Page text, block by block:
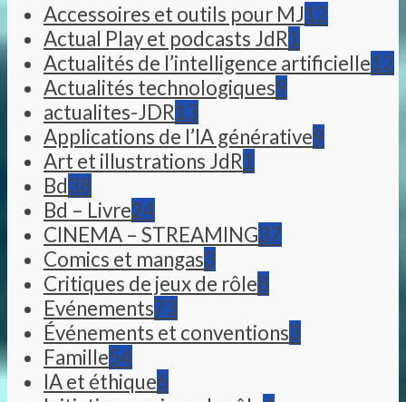
Accessoires et outils pour MJ12
Actual Play et podcasts JdR1
Actualités de l’intelligence artificielle12
Actualités technologiques9
actualites-JDR13
Applications de l’IA générative9
Art et illustrations JdR1
Bd38
Bd – Livre24
CINEMA – STREAMING37
Comics et mangas3
Critiques de jeux de rôle8
Evénements73
Événements et conventions3
Famille54
IA et éthique6